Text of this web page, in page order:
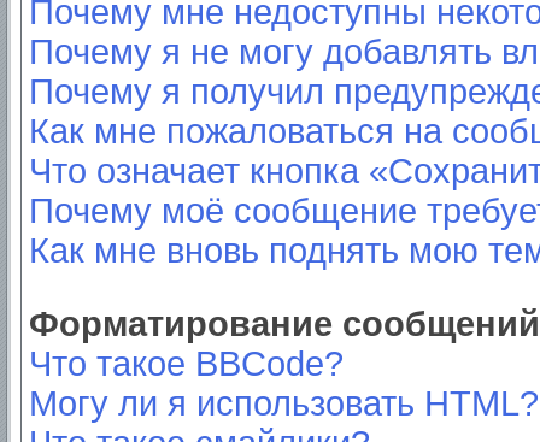
Почему мне недоступны
Почему я не могу добавлять
Почему я получил
Как мне пожаловаться на
Что означает кнопка
Почему моё сообщение
Как мне вновь поднять мою
Форматирование
Что такое BBCode?
Могу ли я использовать HTML?